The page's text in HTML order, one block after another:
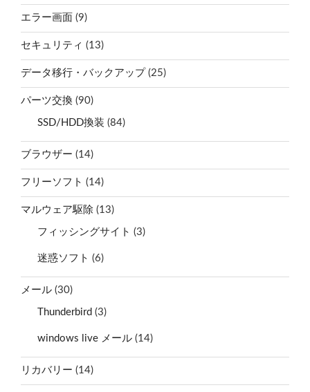
エラー画面 (9)
セキュリティ (13)
データ移行・バックアップ (25)
パーツ交換 (90)
SSD/HDD換装 (84)
ブラウザー (14)
フリーソフト (14)
マルウェア駆除 (13)
フィッシングサイト (3)
迷惑ソフト (6)
メール (30)
Thunderbird (3)
windows live メール (14)
リカバリー (14)